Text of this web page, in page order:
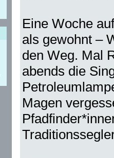
Eine Woche
als gewohnt –
den Weg. Mal
abends die
Magen